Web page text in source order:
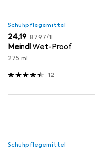
Schuhpflegemittel
EUR
24,19 EUR
87,97/1l
MeindlWet-Proof
275 ml
12
Schuhpflegemittel